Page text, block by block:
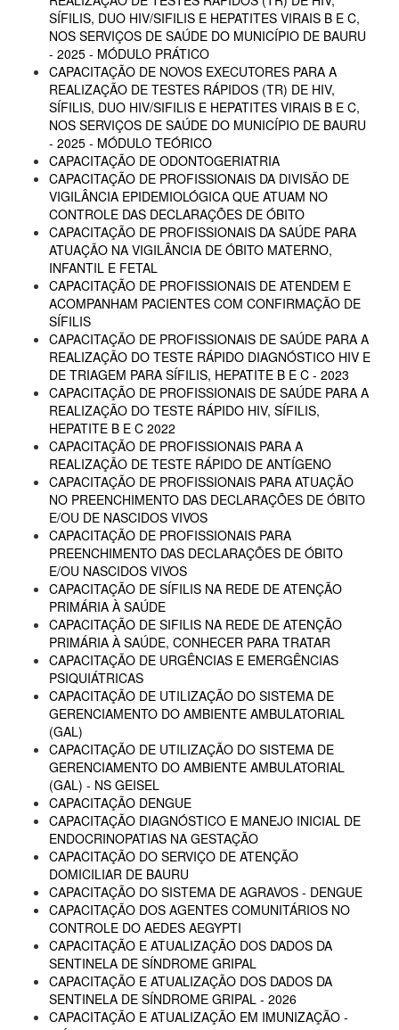
SÍFILIS, DUO HIV/SIFILIS E HEPATITES VIRAIS B E C,
NOS SERVIÇOS DE SAÚDE DO MUNICÍPIO DE BAURU
- 2025 - MÓDULO PRÁTICO
CAPACITAÇÃO DE NOVOS EXECUTORES PARA A
REALIZAÇÃO DE TESTES RÁPIDOS (TR) DE HIV,
SÍFILIS, DUO HIV/SIFILIS E HEPATITES VIRAIS B E C,
NOS SERVIÇOS DE SAÚDE DO MUNICÍPIO DE BAURU
- 2025 - MÓDULO TEÓRICO
CAPACITAÇÃO DE ODONTOGERIATRIA
CAPACITAÇÃO DE PROFISSIONAIS DA DIVISÃO DE
VIGILÂNCIA EPIDEMIOLÓGICA QUE ATUAM NO
CONTROLE DAS DECLARAÇÕES DE ÓBITO
CAPACITAÇÃO DE PROFISSIONAIS DA SAÚDE PARA
ATUAÇÃO NA VIGILÂNCIA DE ÓBITO MATERNO,
INFANTIL E FETAL
CAPACITAÇÃO DE PROFISSIONAIS DE ATENDEM E
ACOMPANHAM PACIENTES COM CONFIRMAÇÃO DE
SÍFILIS
CAPACITAÇÃO DE PROFISSIONAIS DE SAÚDE PARA A
REALIZAÇÃO DO TESTE RÁPIDO DIAGNÓSTICO HIV E
DE TRIAGEM PARA SÍFILIS, HEPATITE B E C - 2023
CAPACITAÇÃO DE PROFISSIONAIS DE SAÚDE PARA A
REALIZAÇÃO DO TESTE RÁPIDO HIV, SÍFILIS,
HEPATITE B E C 2022
CAPACITAÇÃO DE PROFISSIONAIS PARA A
REALIZAÇÃO DE TESTE RÁPIDO DE ANTÍGENO
CAPACITAÇÃO DE PROFISSIONAIS PARA ATUAÇÃO
NO PREENCHIMENTO DAS DECLARAÇÕES DE ÓBITO
E/OU DE NASCIDOS VIVOS
CAPACITAÇÃO DE PROFISSIONAIS PARA
PREENCHIMENTO DAS DECLARAÇÕES DE ÓBITO
E/OU NASCIDOS VIVOS
CAPACITAÇÃO DE SÍFILIS NA REDE DE ATENÇÃO
PRIMÁRIA À SAÚDE
CAPACITAÇÃO DE SIFILIS NA REDE DE ATENÇÃO
PRIMÁRIA À SAÚDE, CONHECER PARA TRATAR
CAPACITAÇÃO DE URGÊNCIAS E EMERGÊNCIAS
PSIQUIÁTRICAS
CAPACITAÇÃO DE UTILIZAÇÃO DO SISTEMA DE
GERENCIAMENTO DO AMBIENTE AMBULATORIAL
(GAL)
CAPACITAÇÃO DE UTILIZAÇÃO DO SISTEMA DE
GERENCIAMENTO DO AMBIENTE AMBULATORIAL
(GAL) - NS GEISEL
CAPACITAÇÃO DENGUE
CAPACITAÇÃO DIAGNÓSTICO E MANEJO INICIAL DE
ENDOCRINOPATIAS NA GESTAÇÃO
CAPACITAÇÃO DO SERVIÇO DE ATENÇÃO
DOMICILIAR DE BAURU
CAPACITAÇÃO DO SISTEMA DE AGRAVOS - DENGUE
CAPACITAÇÃO DOS AGENTES COMUNITÁRIOS NO
CONTROLE DO AEDES AEGYPTI
CAPACITAÇÃO E ATUALIZAÇÃO DOS DADOS DA
SENTINELA DE SÍNDROME GRIPAL
CAPACITAÇÃO E ATUALIZAÇÃO DOS DADOS DA
SENTINELA DE SÍNDROME GRIPAL - 2026
CAPACITAÇÃO E ATUALIZAÇÃO EM IMUNIZAÇÃO -